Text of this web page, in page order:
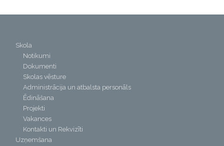
Skola
Notikumi
Dokumenti
Skolas vēsture
Administrācija un atbalsta personāls
Ēdināšana
Projekti
Vakances
Kontakti un Rekvizīti
Uzņemšana